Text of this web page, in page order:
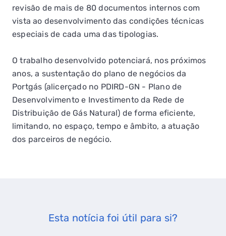
revisão de mais de 80 documentos internos com
vista ao desenvolvimento das condições técnicas
especiais de cada uma das tipologias.
O trabalho desenvolvido potenciará, nos próximos
anos, a sustentação do plano de negócios da
Portgás (alicerçado no PDIRD-GN - Plano de
Desenvolvimento e Investimento da Rede de
Distribuição de Gás Natural) de forma eficiente,
limitando, no espaço, tempo e âmbito, a atuação
dos parceiros de negócio.
Esta notícia foi útil para si?